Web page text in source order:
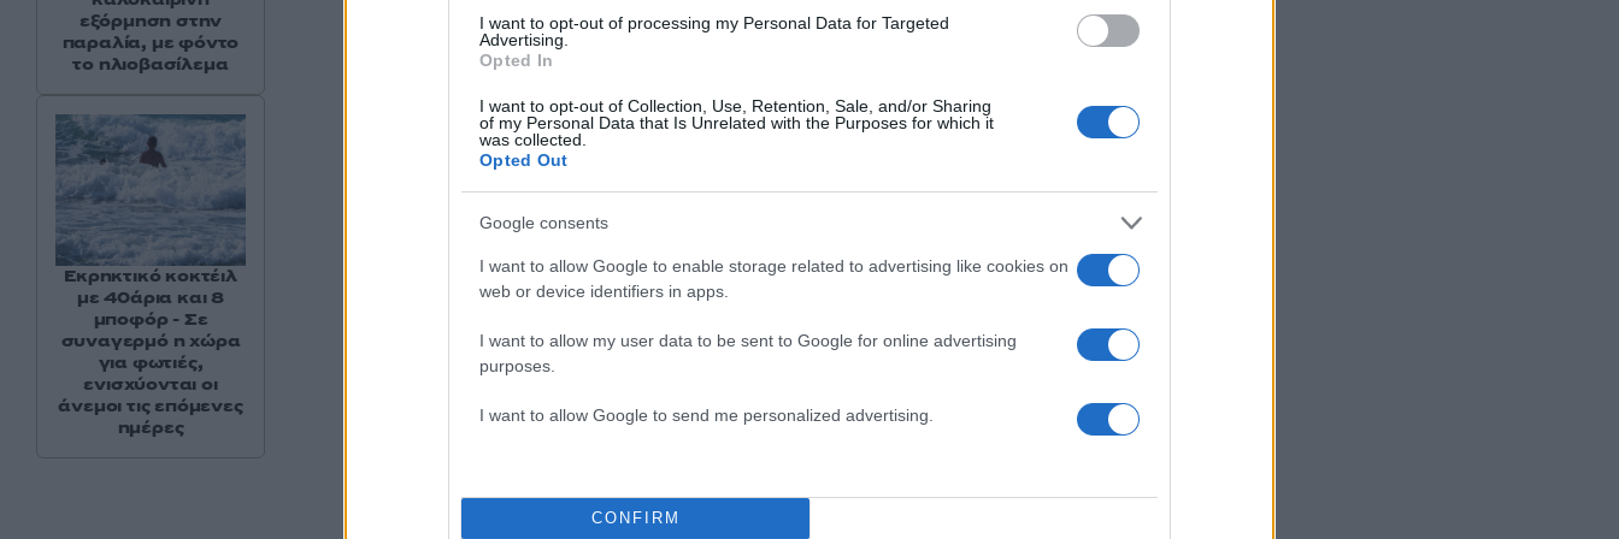
I want to opt-out of processing my Personal Data for Targeted
Advertising.
Opted In
I want to opt-out of Collection, Use, Retention, Sale, and/or Sharing
of my Personal Data that Is Unrelated with the Purposes for which it
was collected.
Opted Out
Google consents
I want to allow Google to enable storage related to advertising like cookies on
web or device identifiers in apps.
I want to allow my user data to be sent to Google for online advertising
purposes.
I want to allow Google to send me personalized advertising.
CONFIRM
Οι συνθήκες κάτω από τις οποίες έγινε το δυστύχημα ερευνώνται.
εξόρμηση στην
παραλία, με φόντο
το ηλιοβασίλεμα
Εκρηκτικό κοκτέιλ
με 40άρια και 8
μποφόρ - Σε
συναγερμό η χώρα
για φωτιές,
ενισχύονται οι
άνεμοι τις επόμενες
ημέρες